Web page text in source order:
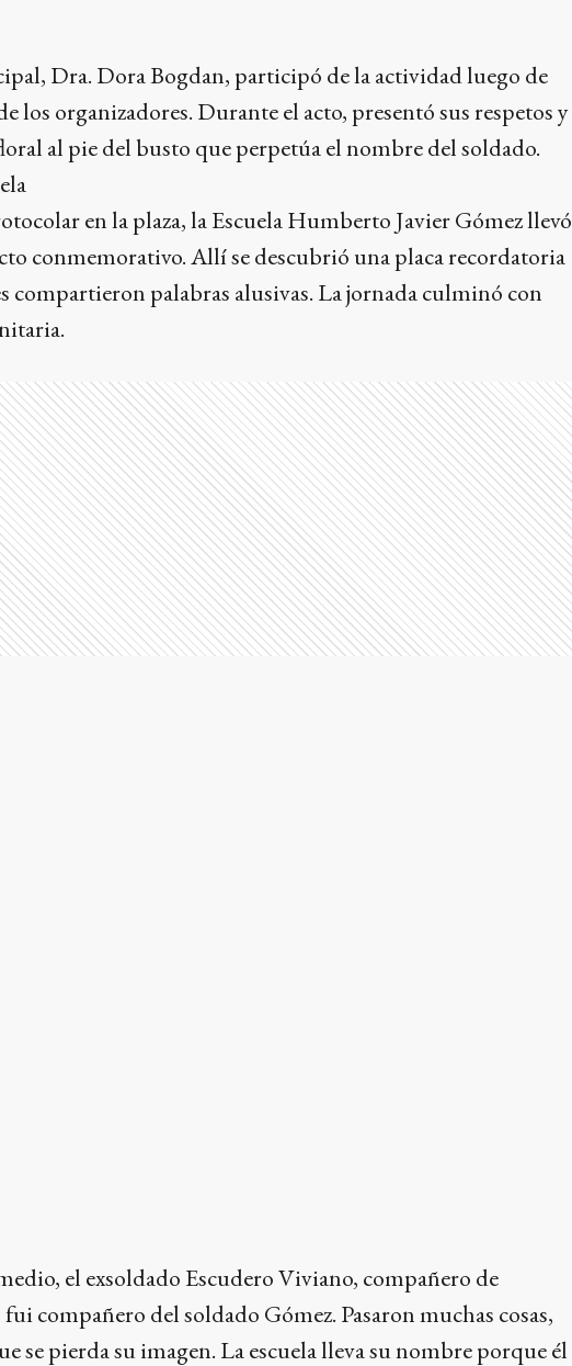
Dra. Dora Bogdan, participó de la actividad luego de
los organizadores. Durante el acto, presentó sus respetos y
al pie del busto que perpetúa el nombre del soldado.
en la plaza, la Escuela Humberto Javier Gómez llevó
conmemorativo. Allí se descubrió una placa recordatoria
compartieron palabras alusivas. La jornada culminó con
el exsoldado Escudero Viviano, compañero de
fui compañero del soldado Gómez. Pasaron muchas cosas,
se pierda su imagen. La escuela lleva su nombre porque él